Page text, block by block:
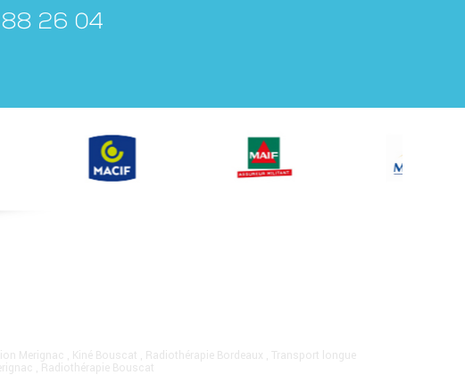
26 04
Merignac Kiné Bouscat Radiothérapie Bordeaux
Transport longue
Radiothérapie Bouscat